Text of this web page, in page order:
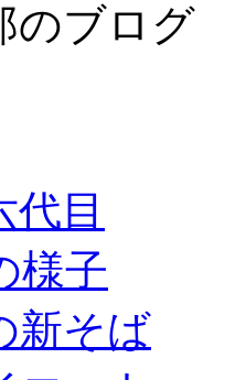
のブログ
代目
様子
新そば